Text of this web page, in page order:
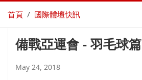
首頁 國際體壇快訊
備戰亞運會 - 羽毛球篇
May 24, 2018